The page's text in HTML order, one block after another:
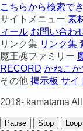
こちらから検索で
サイトメニュー 素
ィール お問い合わ
リンク集 リンク集
魔王魂ファミリー
RECORD かねこ
その他 掲示板 サイ
2018- kamatama
Pause Stop